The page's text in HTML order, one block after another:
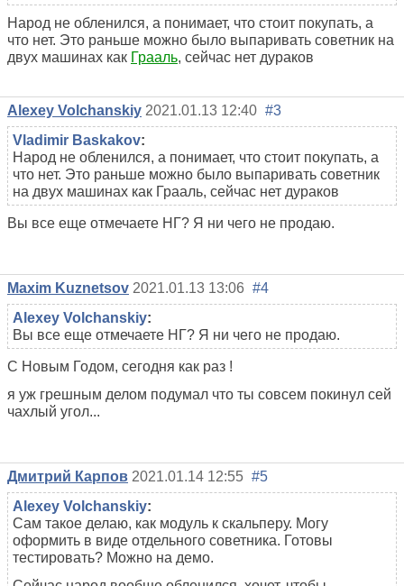
Народ не обленился, а понимает, что стоит покупать, а
что нет. Это раньше можно было выпаривать советник на
двух машинах как Грааль, сейчас нет дураков
Alexey Volchanskiy 2021.01.13 12:40 #3
Vladimir Baskakov:
Народ не обленился, а понимает, что стоит покупать, а
что нет. Это раньше можно было выпаривать советник
на двух машинах как Грааль, сейчас нет дураков
Вы все еще отмечаете НГ? Я ни чего не продаю.
Maxim Kuznetsov 2021.01.13 13:06 #4
Alexey Volchanskiy:
Вы все еще отмечаете НГ? Я ни чего не продаю.
С Новым Годом, сегодня как раз !
я уж грешным делом подумал что ты совсем покинул сей
чахлый угол...
Дмитрий Карпов 2021.01.14 12:55 #5
Alexey Volchanskiy:
Сам такое делаю, как модуль к скальперу. Могу
оформить в виде отдельного советника. Готовы
тестировать? Можно на демо.